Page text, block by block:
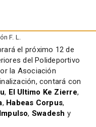
F. L.
el próximo 12 de
del Polideportivo
la Asociación
contará con
, El Ultimo Ke Zierre,
, Habeas Corpus,
, Swadesh y